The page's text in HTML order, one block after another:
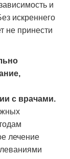
и
искреннего
не принести
с врачами.
лечение